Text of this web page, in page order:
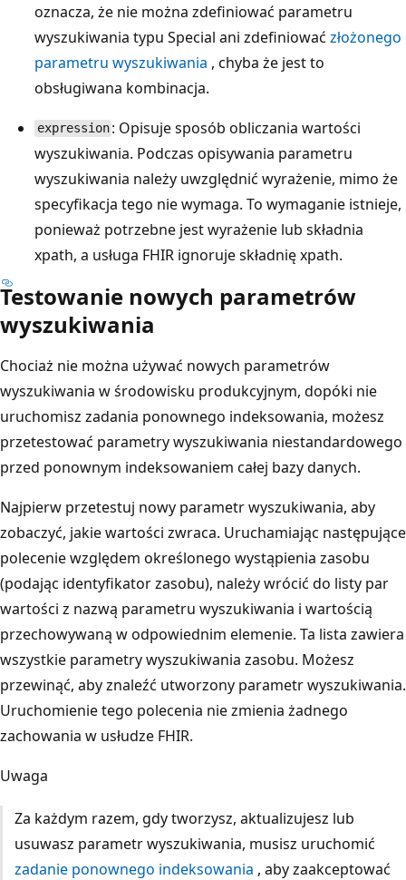
oznacza, że nie można zdefiniować parametru
wyszukiwania typu Special ani zdefiniować złożonego
parametru wyszukiwania , chyba że jest to
obsługiwana kombinacja.
expression : Opisuje sposób obliczania wartości
wyszukiwania. Podczas opisywania parametru
wyszukiwania należy uwzględnić wyrażenie, mimo że
specyfikacja tego nie wymaga. To wymaganie istnieje,
ponieważ potrzebne jest wyrażenie lub składnia
xpath, a usługa FHIR ignoruje składnię xpath.
Testowanie nowych parametrów
wyszukiwania
Chociaż nie można używać nowych parametrów
wyszukiwania w środowisku produkcyjnym, dopóki nie
uruchomisz zadania ponownego indeksowania, możesz
przetestować parametry wyszukiwania niestandardowego
przed ponownym indeksowaniem całej bazy danych.
Najpierw przetestuj nowy parametr wyszukiwania, aby
zobaczyć, jakie wartości zwraca. Uruchamiając następujące
polecenie względem określonego wystąpienia zasobu
(podając identyfikator zasobu), należy wrócić do listy par
wartości z nazwą parametru wyszukiwania i wartością
przechowywaną w odpowiednim elemenie. Ta lista zawiera
wszystkie parametry wyszukiwania zasobu. Możesz
przewinąć, aby znaleźć utworzony parametr wyszukiwania.
Uruchomienie tego polecenia nie zmienia żadnego
zachowania w usłudze FHIR.
Uwaga
Za każdym razem, gdy tworzysz, aktualizujesz lub
usuwasz parametr wyszukiwania, musisz uruchomić
zadanie ponownego indeksowania , aby zaakceptować